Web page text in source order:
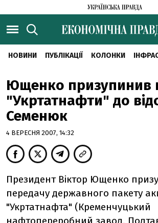
НОВИНИ ПУБЛІКАЦІЇ КОЛОНКИ
Ющенко призупинив
"Укртатнафти" до
Семенюк
4 ВЕРЕСНЯ 2007, 14:32
Президент Віктор Ющенко
передачу державного пакету
"Укртатнафта" (Кременчуцький